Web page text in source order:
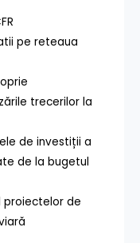
pe reteaua
trecerilor la
de investiții a
de la bugetul
de